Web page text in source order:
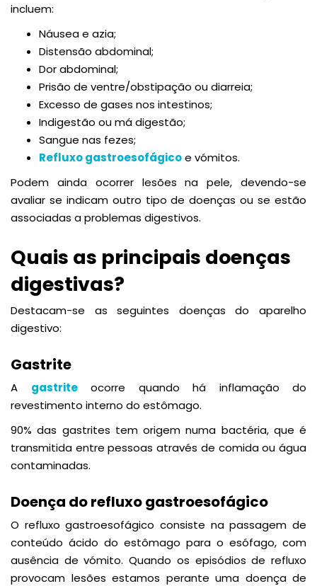
incluem:
Náusea e azia;
Distensão abdominal;
Dor abdominal;
Prisão de ventre/obstipação ou diarreia;
Excesso de gases nos intestinos;
Indigestão ou má digestão;
Sangue nas fezes;
Refluxo gastroesofágicoe vómitos.
Podem ainda ocorrer lesões na pele, devendo-se
avaliar se indicam outro tipo de doenças ou se estão
associadas a problemas digestivos.
Quais as principais doenças
digestivas?
Destacam-se as seguintes doenças do aparelho
digestivo:
Gastrite
A gastriteocorre quando há inflamação do
revestimento interno do estômago.
90% das gastrites tem origem numa bactéria, que é
transmitida entre pessoas através de comida ou água
contaminadas.
Doença do refluxo gastroesofágico
O refluxo gastroesofágico consiste na passagem de
conteúdo ácido do estômago para o esófago, com
ausência de vómito. Quando os episódios de refluxo
provocam lesões estamos perante uma doença de